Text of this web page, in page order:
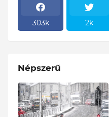
303k 2k
Népszerű